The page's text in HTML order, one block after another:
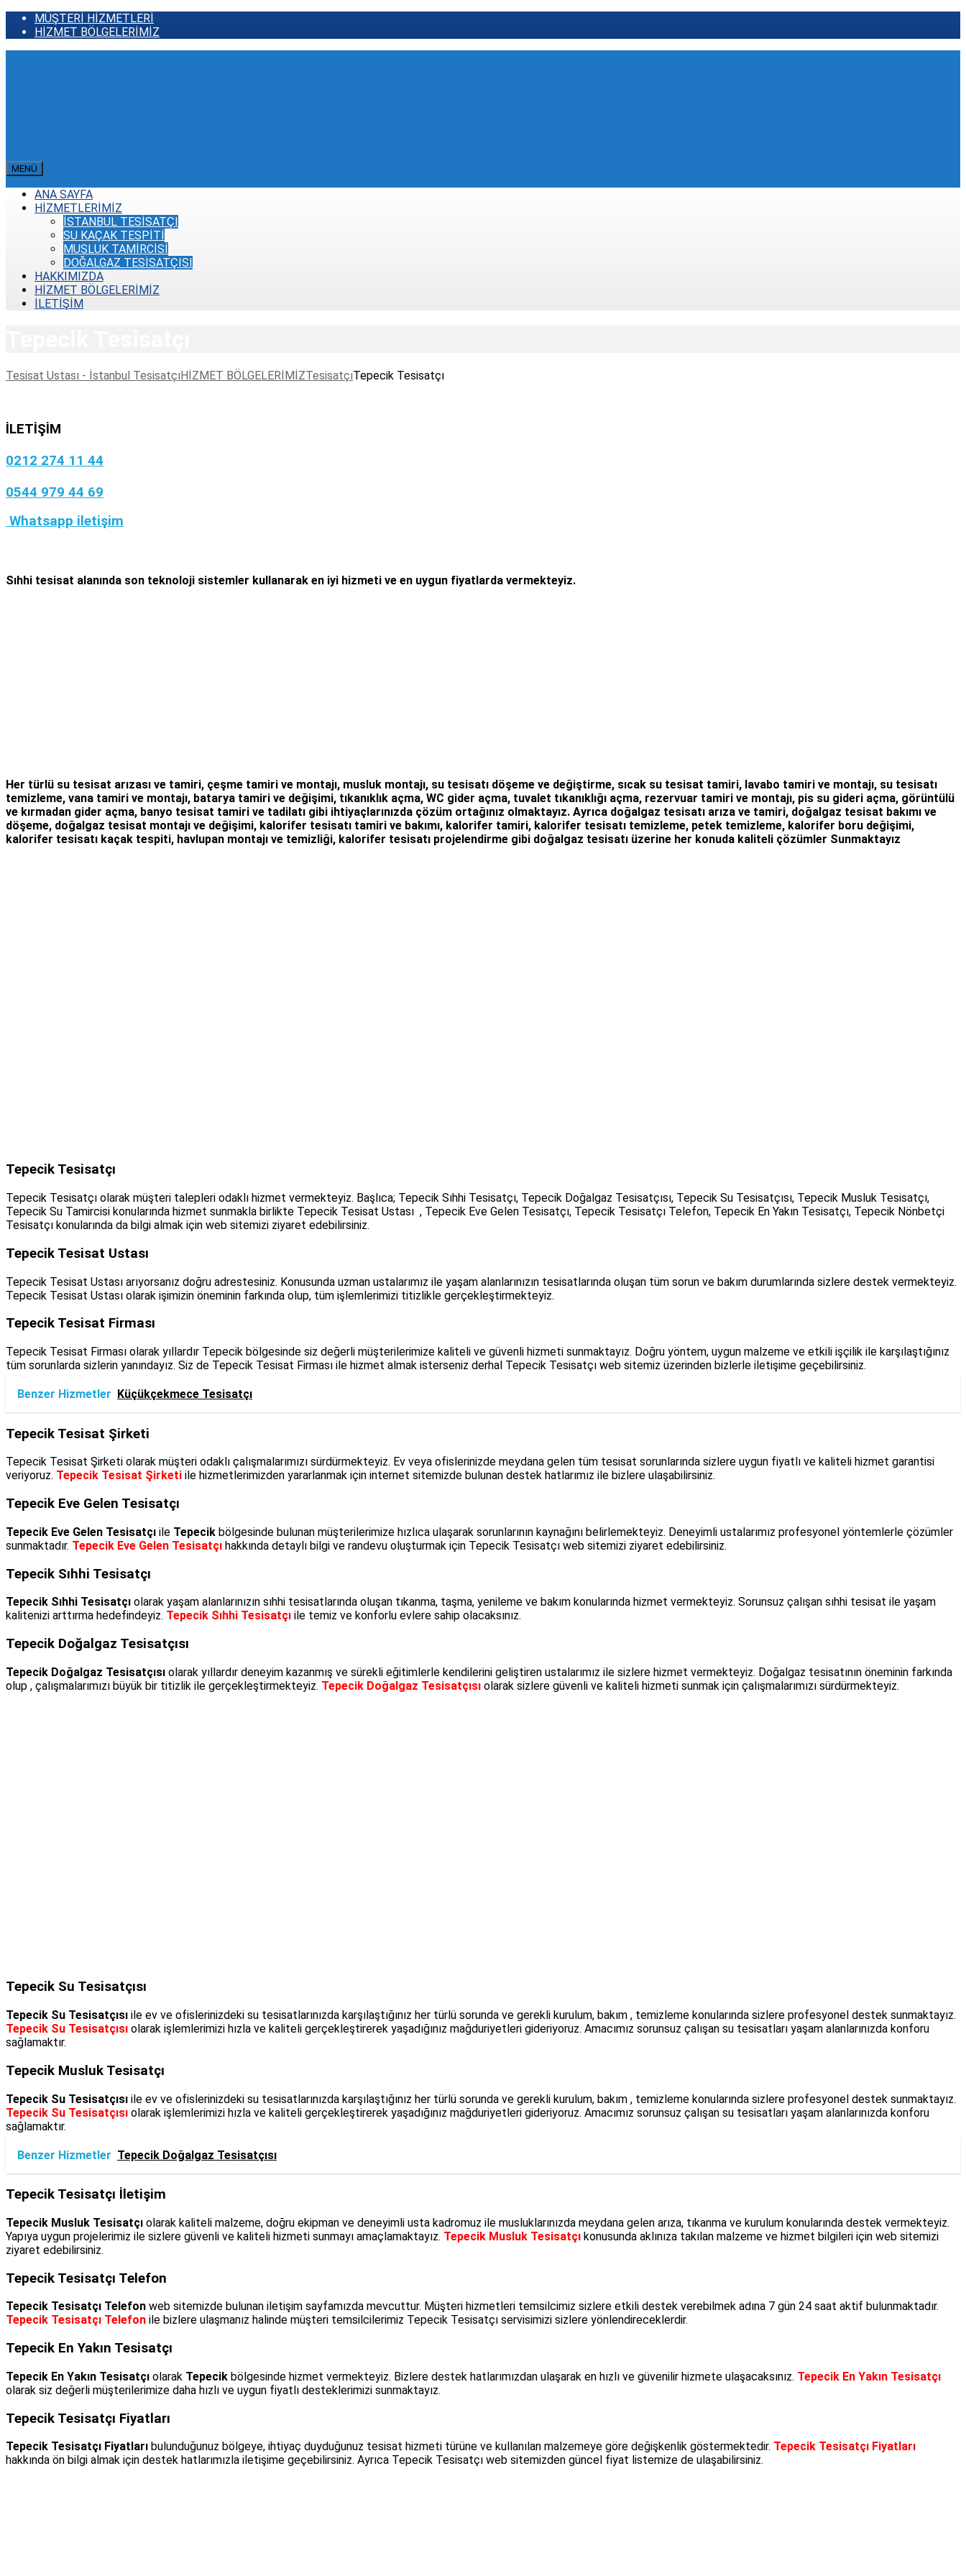
MÜŞTERİ HİZMETLERİ
HİZMET BÖLGELERİMİZ
MENÜ
ANA SAYFA
HİZMETLERİMİZ
İSTANBUL TESİSATÇI
SU KAÇAK TESPİTİ
MUSLUK TAMİRCİSİ
DOĞALGAZ TESİSATÇISI
HAKKIMIZDA
HİZMET BÖLGELERİMİZ
İLETİŞİM
Tesisat Ustası - İstanbul TesisatçıHİZMET BÖLGELERİMİZTesisatçıTepecik Tesisatçı
İLETİŞİM
0212 274 11 44
0544 979 44 69
Whatsapp iletişim
Sıhhi tesisat alanında son teknoloji sistemler kullanarak en iyi hizmeti ve en uygun fiyatlarda vermekteyiz.
Her türlü su tesisat arızası ve tamiri, çeşme tamiri ve montajı, musluk montajı, su tesisatı döşeme ve değiştirme, sıcak su tesisat tamiri, lavabo tamiri ve montajı, su tesisatı
temizleme, vana tamiri ve montajı, batarya tamiri ve değişimi, tıkanıklık açma, WC gider açma, tuvalet tıkanıklığı açma, rezervuar tamiri ve montajı, pis su gideri açma, görüntülü
ve kırmadan gider açma, banyo tesisat tamiri ve tadilatı gibi ihtiyaçlarınızda çözüm ortağınız olmaktayız. Ayrıca doğalgaz tesisatı arıza ve tamiri, doğalgaz tesisat bakımı ve
döşeme, doğalgaz tesisat montajı ve değişimi, kalorifer tesisatı tamiri ve bakımı, kalorifer tamiri, kalorifer tesisatı temizleme, petek temizleme, kalorifer boru değişimi,
kalorifer tesisatı kaçak tespiti, havlupan montajı ve temizliği, kalorifer tesisatı projelendirme gibi doğalgaz tesisatı üzerine her konuda kaliteli çözümler Sunmaktayız
Tepecik Tesisatçı
Tepecik Tesisatçı olarak müşteri talepleri odaklı hizmet vermekteyiz. Başlıca; Tepecik Sıhhi Tesisatçı, Tepecik Doğalgaz Tesisatçısı, Tepecik Su Tesisatçısı, Tepecik Musluk Tesisatçı,
Tepecik Su Tamircisi konularında hizmet sunmakla birlikte Tepecik Tesisat Ustası , Tepecik Eve Gelen Tesisatçı, Tepecik Tesisatçı Telefon, Tepecik En Yakın Tesisatçı, Tepecik Nönbetçi
Tesisatçı konularında da bilgi almak için web sitemizi ziyaret edebilirsiniz.
Tepecik Tesisat Ustası
Tepecik Tesisat Ustası arıyorsanız doğru adrestesiniz. Konusunda uzman ustalarımız ile yaşam alanlarınızın tesisatlarında oluşan tüm sorun ve bakım durumlarında sizlere destek vermekteyiz.
Tepecik Tesisat Ustası olarak işimizin öneminin farkında olup, tüm işlemlerimizi titizlikle gerçekleştirmekteyiz.
Tepecik Tesisat Firması
Tepecik Tesisat Firması olarak yıllardır Tepecik bölgesinde siz değerli müşterilerimize kaliteli ve güvenli hizmeti sunmaktayız. Doğru yöntem, uygun malzeme ve etkili işçilik ile karşılaştığınız
tüm sorunlarda sizlerin yanındayız. Siz de Tepecik Tesisat Firması ile hizmet almak isterseniz derhal Tepecik Tesisatçı web sitemiz üzerinden bizlerle iletişime geçebilirsiniz.
Benzer Hizmetler Küçükçekmece Tesisatçı
Tepecik Tesisat Şirketi
Tepecik Tesisat Şirketi olarak müşteri odaklı çalışmalarımızı sürdürmekteyiz. Ev veya ofislerinizde meydana gelen tüm tesisat sorunlarında sizlere uygun fiyatlı ve kaliteli hizmet garantisi
veriyoruz. Tepecik Tesisat Şirketi ile hizmetlerimizden yararlanmak için internet sitemizde bulunan destek hatlarımız ile bizlere ulaşabilirsiniz.
Tepecik Eve Gelen Tesisatçı
Tepecik Eve Gelen Tesisatçı ile Tepecik bölgesinde bulunan müşterilerimize hızlıca ulaşarak sorunlarının kaynağını belirlemekteyiz. Deneyimli ustalarımız profesyonel yöntemlerle çözümler
sunmaktadır. Tepecik Eve Gelen Tesisatçı hakkında detaylı bilgi ve randevu oluşturmak için Tepecik Tesisatçı web sitemizi ziyaret edebilirsiniz.
Tepecik Sıhhi Tesisatçı
Tepecik Sıhhi Tesisatçı olarak yaşam alanlarınızın sıhhi tesisatlarında oluşan tıkanma, taşma, yenileme ve bakım konularında hizmet vermekteyiz. Sorunsuz çalışan sıhhi tesisat ile yaşam
kalitenizi arttırma hedefindeyiz. Tepecik Sıhhi Tesisatçı ile temiz ve konforlu evlere sahip olacaksınız.
Tepecik Doğalgaz Tesisatçısı
Tepecik Doğalgaz Tesisatçısı olarak yıllardır deneyim kazanmış ve sürekli eğitimlerle kendilerini geliştiren ustalarımız ile sizlere hizmet vermekteyiz. Doğalgaz tesisatının öneminin farkında
olup , çalışmalarımızı büyük bir titizlik ile gerçekleştirmekteyiz. Tepecik Doğalgaz Tesisatçısı olarak sizlere güvenli ve kaliteli hizmeti sunmak için çalışmalarımızı sürdürmekteyiz.
Tepecik Su Tesisatçısı
Tepecik Su Tesisatçısı ile ev ve ofislerinizdeki su tesisatlarınızda karşılaştığınız her türlü sorunda ve gerekli kurulum, bakım , temizleme konularında sizlere profesyonel destek sunmaktayız.
Tepecik Su Tesisatçısı olarak işlemlerimizi hızla ve kaliteli gerçekleştirerek yaşadığınız mağduriyetleri gideriyoruz. Amacımız sorunsuz çalışan su tesisatları yaşam alanlarınızda konforu
sağlamaktır.
Tepecik Musluk Tesisatçı
Tepecik Su Tesisatçısı ile ev ve ofislerinizdeki su tesisatlarınızda karşılaştığınız her türlü sorunda ve gerekli kurulum, bakım , temizleme konularında sizlere profesyonel destek sunmaktayız.
Tepecik Su Tesisatçısı olarak işlemlerimizi hızla ve kaliteli gerçekleştirerek yaşadığınız mağduriyetleri gideriyoruz. Amacımız sorunsuz çalışan su tesisatları yaşam alanlarınızda konforu
sağlamaktır.
Benzer Hizmetler Tepecik Doğalgaz Tesisatçısı
Tepecik Tesisatçı İletişim
Tepecik Musluk Tesisatçı olarak kaliteli malzeme, doğru ekipman ve deneyimli usta kadromuz ile musluklarınızda meydana gelen arıza, tıkanma ve kurulum konularında destek vermekteyiz.
Yapıya uygun projelerimiz ile sizlere güvenli ve kaliteli hizmeti sunmayı amaçlamaktayız. Tepecik Musluk Tesisatçı konusunda aklınıza takılan malzeme ve hizmet bilgileri için web sitemizi
ziyaret edebilirsiniz.
Tepecik Tesisatçı Telefon
Tepecik Tesisatçı Telefon web sitemizde bulunan iletişim sayfamızda mevcuttur. Müşteri hizmetleri temsilcimiz sizlere etkili destek verebilmek adına 7 gün 24 saat aktif bulunmaktadır.
Tepecik Tesisatçı Telefon ile bizlere ulaşmanız halinde müşteri temsilcilerimiz Tepecik Tesisatçı servisimizi sizlere yönlendireceklerdir.
Tepecik En Yakın Tesisatçı
Tepecik En Yakın Tesisatçı olarak Tepecik bölgesinde hizmet vermekteyiz. Bizlere destek hatlarımızdan ulaşarak en hızlı ve güvenilir hizmete ulaşacaksınız. Tepecik En Yakın Tesisatçı
olarak siz değerli müşterilerimize daha hızlı ve uygun fiyatlı desteklerimizi sunmaktayız.
Tepecik Tesisatçı Fiyatları
Tepecik Tesisatçı Fiyatları bulunduğunuz bölgeye, ihtiyaç duyduğunuz tesisat hizmeti türüne ve kullanılan malzemeye göre değişkenlik göstermektedir. Tepecik Tesisatçı Fiyatları
hakkında ön bilgi almak için destek hatlarımızla iletişime geçebilirsiniz. Ayrıca Tepecik Tesisatçı web sitemizden güncel fiyat listemize de ulaşabilirsiniz.